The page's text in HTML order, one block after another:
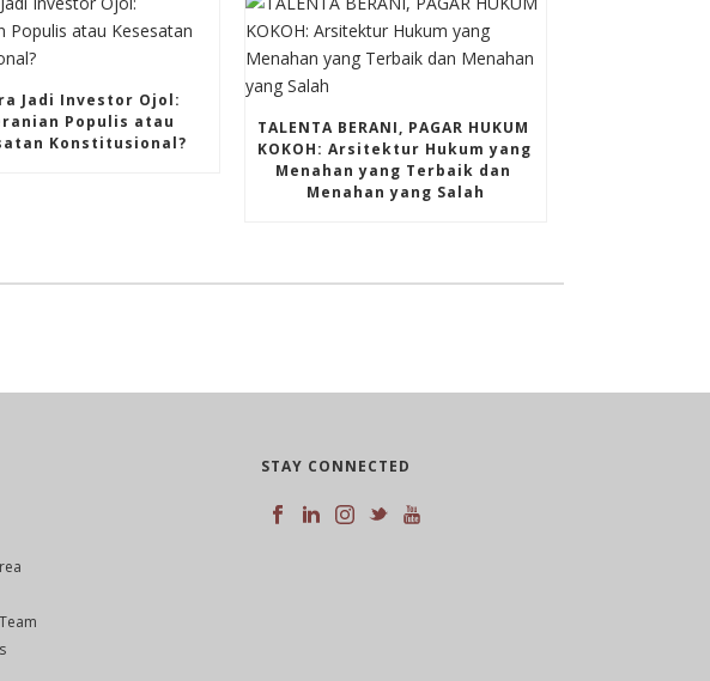
Jadi Investor Ojol:
Populis atau
Konstitusional?
TALENTA BERANI, PAGAR HUKUM
KOKOH: Arsitektur Hukum yang
Menahan yang Terbaik dan
Menahan yang Salah
STAY CONNECTED